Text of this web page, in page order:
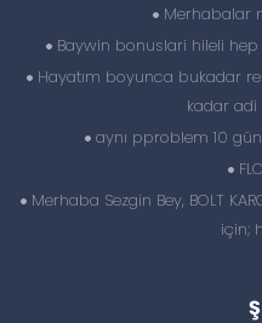
Merhabalar
Baywin bonuslari hileli
Hayatım boyunca bukadar
kadar adi
aynı pproblem 10
Merhaba Sezgin Bey, BOLT
için;